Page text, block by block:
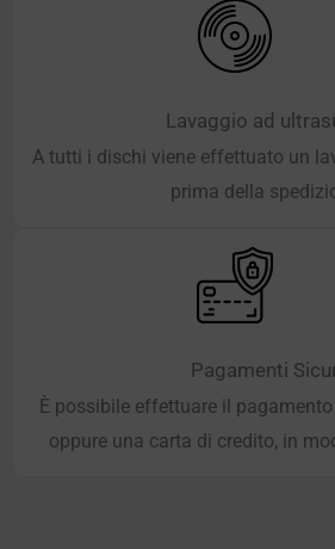
Lavaggio ad
A tutti i dischi viene effettuato un
prima della
Pagamenti
È possibile effettuare il
oppure una carta di credito, in